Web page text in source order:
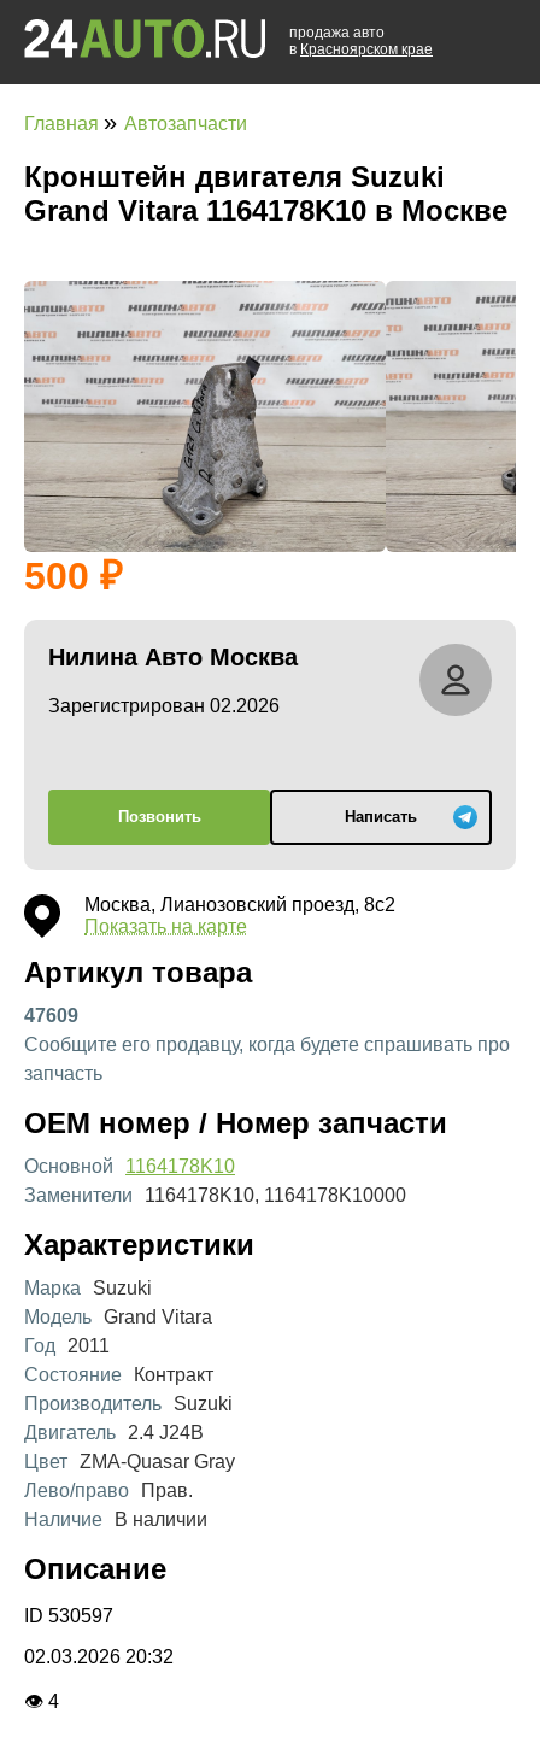
продажа авто
в Красноярском крае
Главная » Автозапчасти
Кронштейн двигателя Suzuki
Grand Vitara 1164178K10 в Москве
500
Нилина Авто Москва
Зарегистрирован 02.2026
Позвонить Написать
Москва, Лианозовский проезд, 8с2
Показать на карте
Артикул товара
47609
Сообщите его продавцу, когда будете спрашивать про
запчасть
OEM номер / Номер запчасти
Основной
1164178K10
Заменители
1164178K10, 1164178K10000
Характеристики
Марка
Suzuki
Модель Grand Vitara
Год
2011
Состояние
Контракт
Производитель
Suzuki
Двигатель
2.4 J24B
Цвет ZMA-Quasar Gray
Лево/право
Прав.
Наличие
В наличии
Описание
ID 530597
02.03.2026 20:32
👁 4